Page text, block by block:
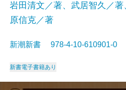
岩田清文／著、武居智久／
原信克／著
新潮新書 978-4-10-610901-
新書電子書籍あり